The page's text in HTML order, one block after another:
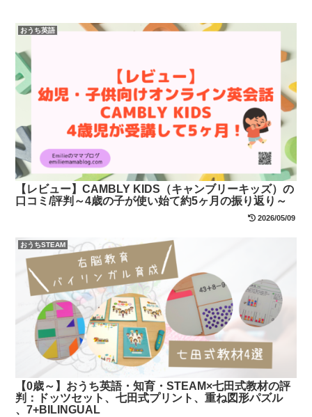
おうち英語
【レビュー】CAMBLY KIDS（キャンブリーキッズ）の
口コミ/評判～4歳の子が使い始て約5ヶ月の振り返り～
2026/05/09
おうちSTEAM
【0歳～】おうち英語・知育・STEAM×七田式教材の評
判：ドッツセット、七田式プリント、重ね図形パズル
、7+BILINGUAL